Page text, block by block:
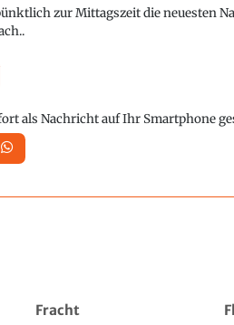
zur Mittagszeit die neuesten
als Nachricht auf Ihr Smartphone
Fracht